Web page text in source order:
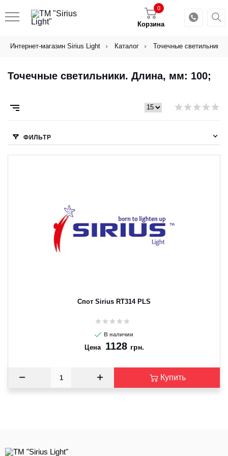
Корзина
0
Интернет-магазин Sirius Light Каталог Точечные светильники
Точечные светильники. Длина, мм: 100;
ФИЛЬТР
Спот Sirius RT314 PLS
В наличии
Цена 1128 грн.
Купить